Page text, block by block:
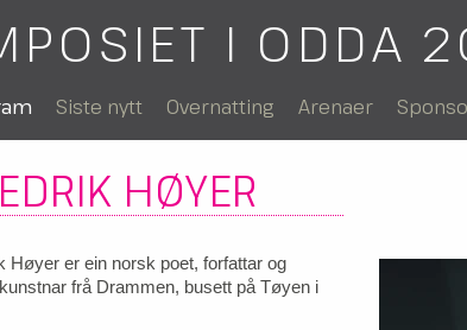
I ODDA
Siste nytt Overnatting Arenaer
HØYER
Høyer er ein norsk poet, forfattar og
frå Drammen, busett på Tøyen i